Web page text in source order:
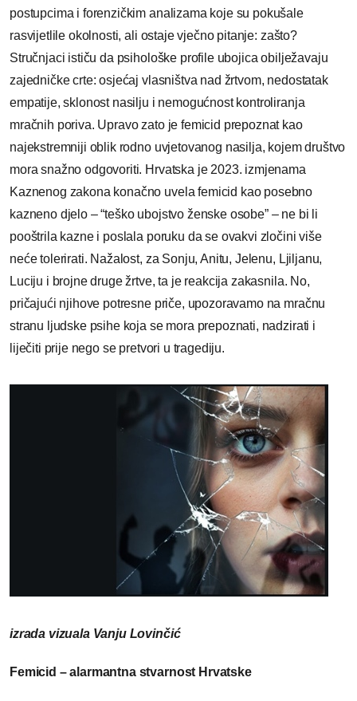
postupcima i forenzičkim analizama koje su pokušale
rasvijetlile okolnosti, ali ostaje vječno pitanje: zašto?
Stručnjaci ističu da psihološke profile ubojica obilježavaju
zajedničke crte: osjećaj vlasništva nad žrtvom, nedostatak
empatije, sklonost nasilju i nemogućnost kontroliranja
mračnih poriva. Upravo zato je femicid prepoznat kao
najekstremniji oblik rodno uvjetovanog nasilja, kojem društvo
mora snažno odgovoriti. Hrvatska je 2023. izmjenama
Kaznenog zakona konačno uvela femicid kao posebno
kazneno djelo – “teško ubojstvo ženske osobe” – ne bi li
pooštrila kazne i poslala poruku da se ovakvi zločini više
neće tolerirati. Nažalost, za Sonju, Anitu, Jelenu, Ljiljanu,
Luciju i brojne druge žrtve, ta je reakcija zakasnila. No,
pričajući njihove potresne priče, upozoravamo na mračnu
stranu ljudske psihe koja se mora prepoznati, nadzirati i
liječiti prije nego se pretvori u tragediju.
izrada vizuala Vanju Lovinčić
Femicid – alarmantna stvarnost Hrvatske